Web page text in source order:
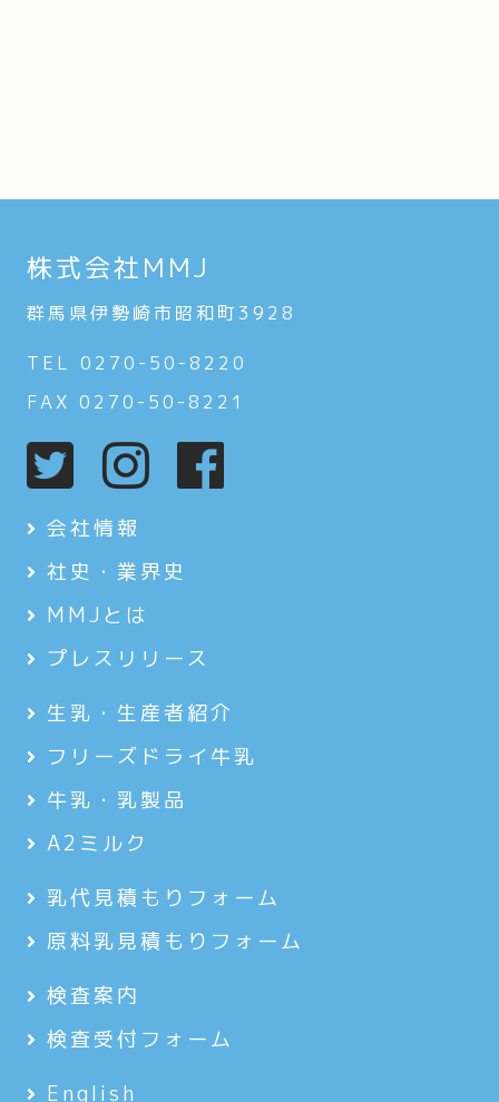
株式会社MMJ
群馬県伊勢崎市昭和町3928
TEL 0270-50-8220
FAX 0270-50-8221
会社情報
社史・業界史
MMJとは
プレスリリース
生乳・生産者紹介
フリーズドライ牛乳
牛乳・乳製品
A2ミルク
乳代見積もりフォーム
原料乳見積もりフォーム
検査案内
検査受付フォーム
English